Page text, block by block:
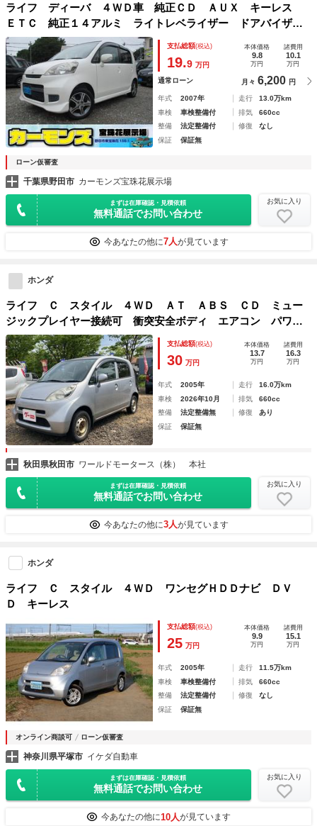
ライフ ディーバ ４ＷＤ車 純正ＣＤ ＡＵＸ キーレス
ＥＴＣ 純正１４アルミ ライトレベライザー ドアバイザ
ー プライバシーガラス ウィンカー付きドアミラー 修復歴
無し 車検整備付き
支払総額(税込)
19.9 万円
本体価格
9.8
万円
諸費用
10.1
万円
通常ローン 月々 6,200 円
年式 2007年 走行
13.0万km
車検
車検整備付 排気
660cc
整備
法定整備付 修復
なし
保証
保証無
ローン仮審査
千葉県野田市 カーモンズ宝珠花展示場
まずは在庫確認・見積依頼
無料通話でお問い合わせ
お気に入り
今あなたの他に7人が見ています
ホンダ
ライフ Ｃ スタイル ４ＷＤ ＡＴ ＡＢＳ ＣＤ ミュー
ジックプレイヤー接続可 衝突安全ボディ エアコン パワー
ステアリング パワーウィンドウ
支払総額(税込)
30 万円
本体価格
13.7
万円
諸費用
16.3
万円
年式 2005年 走行
16.0万km
車検
2026年10月 排気
660cc
整備
法定整備無 修復
あり
保証
保証無
秋田県秋田市 ワールドモータース（株） 本社
まずは在庫確認・見積依頼
無料通話でお問い合わせ
お気に入り
今あなたの他に3人が見ています
ホンダ
ライフ Ｃ スタイル ４ＷＤ ワンセグＨＤＤナビ ＤＶ
Ｄ キーレス
支払総額(税込)
25 万円
本体価格
9.9
万円
諸費用
15.1
万円
年式 2005年 走行
11.5万km
車検
車検整備付 排気
660cc
整備
法定整備付 修復
なし
保証
保証無
オンライン商談可 ローン仮審査
神奈川県平塚市 イケダ自動車
まずは在庫確認・見積依頼
無料通話でお問い合わせ
お気に入り
今あなたの他に10人が見ています